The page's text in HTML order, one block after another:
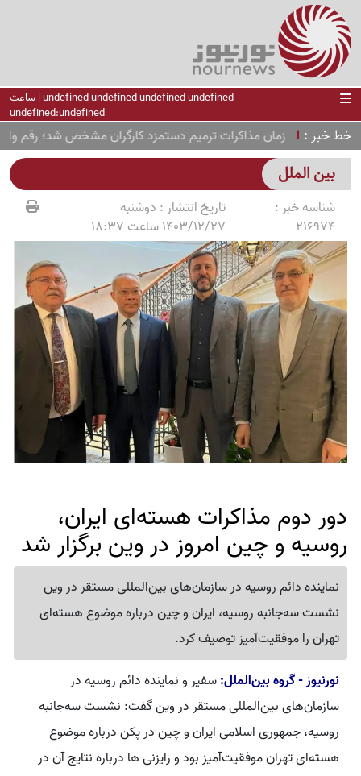
undefined undefined undefined undefined | ساعت
undefined:undefined
خط خبر زمان مذاکرات ترمیم دستمزد کارگران مشخص شد؛ رقم
بین الملل
شناسه خبر :
216974
تاریخ انتشار : دوشنبه
1403/12/27 ساعت 18:37
دور دوم مذاکرات هسته‌ای ایران،
روسیه و چین امروز در وین برگزار شد
نماینده دائم روسیه در سازمان‌های بین‌المللی مستقر در وین
نشست سه‌جانبه روسیه، ایران و چین درباره موضوع هسته‌ای
تهران را موفقیت‌آمیز توصیف کرد.
نورنیوز - گروه بین‌الملل:سفیر و نماینده دائم روسیه در
سازمان‌های بین‌المللی مستقر در وین گفت:‌ نشست سه‌جانبه
روسیه، جمهوری اسلامی ایران و چین در پکن درباره موضوع
هسته‌ای تهران موفقیت‌آمیز بود و رایزنی ها درباره نتایج آن در